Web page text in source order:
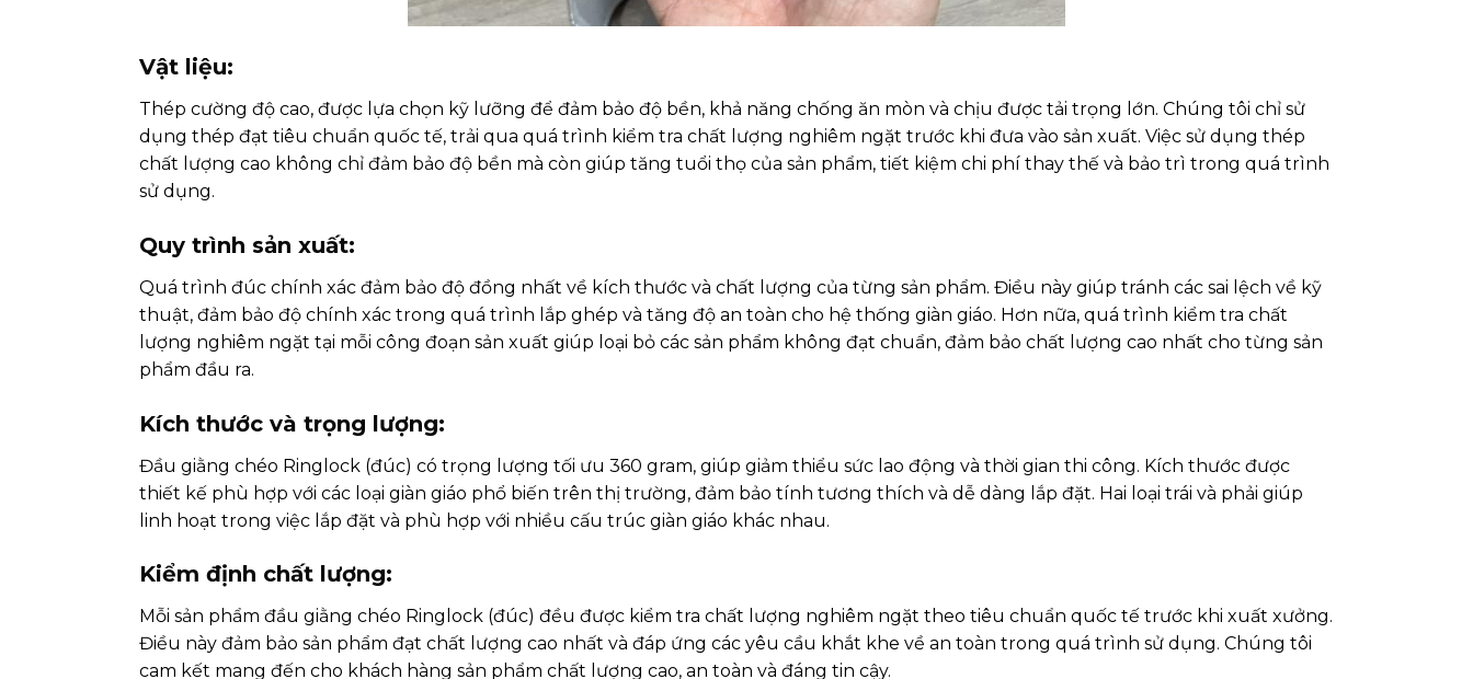
Vật liệu:
Thép cường độ cao, được lựa chọn kỹ lưỡng để đảm bảo độ bền, khả năng chống ăn mòn và chịu được tải trọng lớn. Chúng tôi chỉ sử
dụng thép đạt tiêu chuẩn quốc tế, trải qua quá trình kiểm tra chất lượng nghiêm ngặt trước khi đưa vào sản xuất. Việc sử dụng thép
chất lượng cao không chỉ đảm bảo độ bền mà còn giúp tăng tuổi thọ của sản phẩm, tiết kiệm chi phí thay thế và bảo trì trong quá trình
sử dụng.
Quy trình sản xuất:
Quá trình đúc chính xác đảm bảo độ đồng nhất về kích thước và chất lượng của từng sản phẩm. Điều này giúp tránh các sai lệch về kỹ
thuật, đảm bảo độ chính xác trong quá trình lắp ghép và tăng độ an toàn cho hệ thống giàn giáo. Hơn nữa, quá trình kiểm tra chất
lượng nghiêm ngặt tại mỗi công đoạn sản xuất giúp loại bỏ các sản phẩm không đạt chuẩn, đảm bảo chất lượng cao nhất cho từng sản
phẩm đầu ra.
Kích thước và trọng lượng:
Đầu giằng chéo Ringlock (đúc) có trọng lượng tối ưu 360 gram, giúp giảm thiểu sức lao động và thời gian thi công. Kích thước được
thiết kế phù hợp với các loại giàn giáo phổ biến trên thị trường, đảm bảo tính tương thích và dễ dàng lắp đặt. Hai loại trái và phải giúp
linh hoạt trong việc lắp đặt và phù hợp với nhiều cấu trúc giàn giáo khác nhau.
Kiểm định chất lượng:
Mỗi sản phẩm đầu giằng chéo Ringlock (đúc) đều được kiểm tra chất lượng nghiêm ngặt theo tiêu chuẩn quốc tế trước khi xuất xưởng.
Điều này đảm bảo sản phẩm đạt chất lượng cao nhất và đáp ứng các yêu cầu khắt khe về an toàn trong quá trình sử dụng. Chúng tôi
cam kết mang đến cho khách hàng sản phẩm chất lượng cao, an toàn và đáng tin cậy.